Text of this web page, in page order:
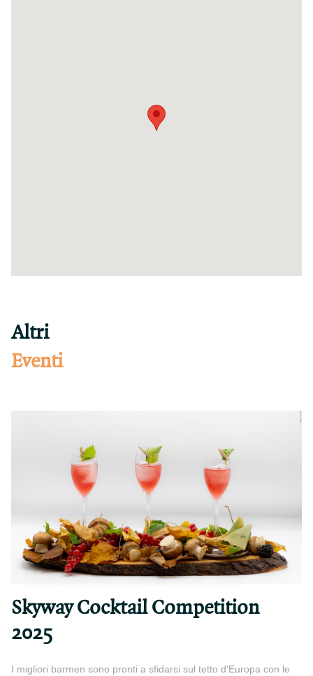
Altri
Eventi
Skyway Cocktail Competition
2025
I migliori barmen sono pronti a sfidarsi sul tetto d'Europa con le